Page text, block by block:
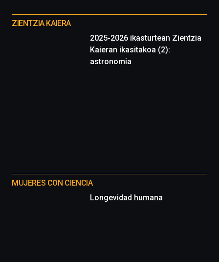
proyectos
ZIENTZIA KAIERA
2025-2026 ikasturtean Zientzia
Kaieran ikasitakoa (2):
astronomia
MUJERES CON CIENCIA
Longevidad humana